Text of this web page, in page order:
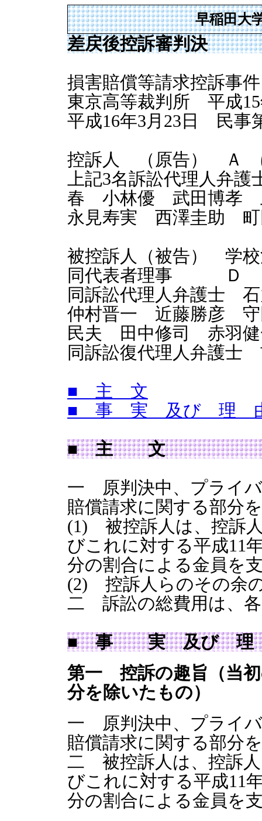
早稲田大
差戻後控訴審判決
損害賠償等請求控訴事件
東京高等裁判所 平成15
平成16年3月23日 民事
控訴人 （原告） Ａ
上記3名訴訟代理人
春 小林優 武田博孝
永見寿実 西澤圭助
被控訴人（被告） 学校
同代表者理事 Ｄ
同訴訟代理人弁護士
仲村晋一 近藤勝彦
民夫 田中修司 赤羽健
同訴訟復代理人弁護士
■ 主 文
■ 事 実 及び 理
■ 主 文
一 原判決中、プライ
賠償請求に関する部分
(1) 被控訴人は、控訴
びこれに対する平成11
分の割合による金員を
(2) 控訴人らのその余
二 訴訟の総費用は、
■ 事 実 及び
第一 控訴の趣旨（当
分を除いたもの）
一 原判決中、プライ
賠償請求に関する部分
二 被控訴人は、控訴
びこれに対する平成11
分の割合による金員を